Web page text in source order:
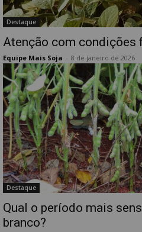
Destaque
Atenção com condições
Equipe Mais Soja 8 de janeiro de 2026
Destaque
Qual o período mais
branco?